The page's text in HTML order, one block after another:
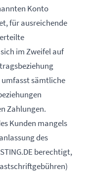
Konto
für ausreichende
im Zweifel auf
sämtliche
Zahlungen.
Kunden mangels
des
berechtigt,